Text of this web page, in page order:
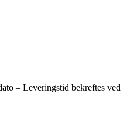
– Leveringstid bekreftes ved